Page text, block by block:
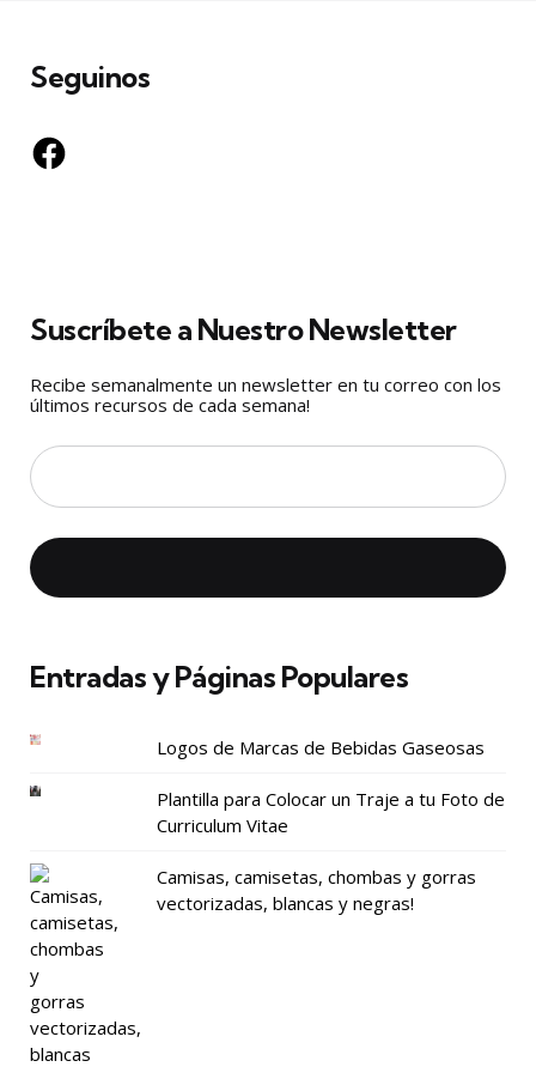
Seguinos
Facebook
Suscríbete a Nuestro Newsletter
Recibe semanalmente un newsletter en tu correo con los
últimos recursos de cada semana!
Entradas y Páginas Populares
Logos de Marcas de Bebidas Gaseosas
Plantilla para Colocar un Traje a tu Foto de
Curriculum Vitae
Camisas, camisetas, chombas y gorras
vectorizadas, blancas y negras!